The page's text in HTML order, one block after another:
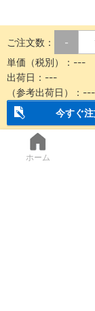
ご注文数： -
単価（税別）： ---
出荷日： ---
（参考出荷日）： ---
今すぐ
ホーム